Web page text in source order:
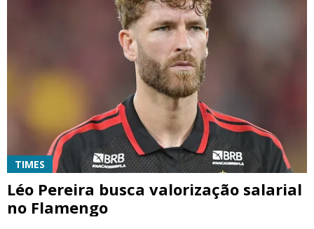
TIMES
Léo Pereira busca valorização salarial
no Flamengo